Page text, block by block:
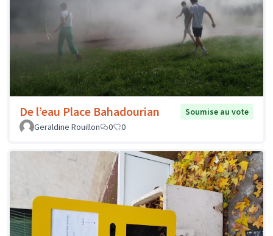
De l’eau Place Bahadourian
Soumise au vote
Geraldine Rouillon
0 0